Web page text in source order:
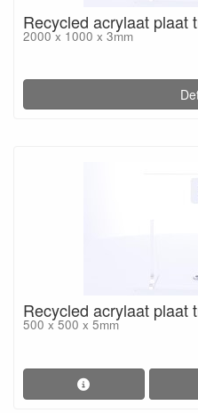
Recycled acrylaat plaat
2000 x 1000 x 3mm
Recycled acrylaat plaat
500 x 500 x 5mm